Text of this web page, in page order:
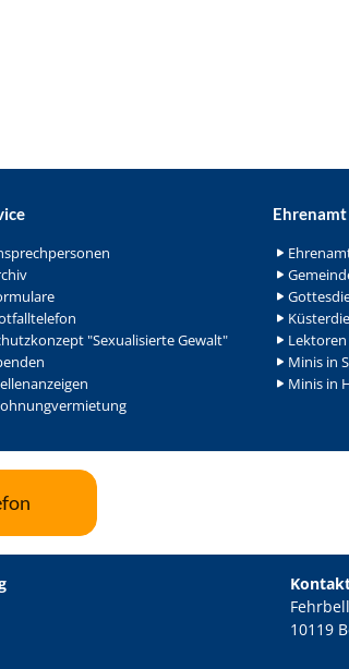
"Sexualisierte Gewalt"
Ehrenamt
Lektoren
Minis in
Minis in
10119